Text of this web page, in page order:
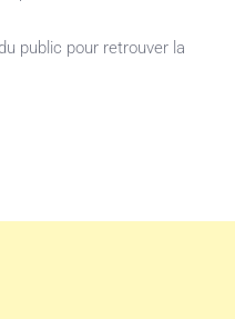
public pour retrouver la